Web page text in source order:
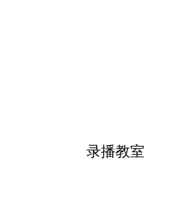
录播教室